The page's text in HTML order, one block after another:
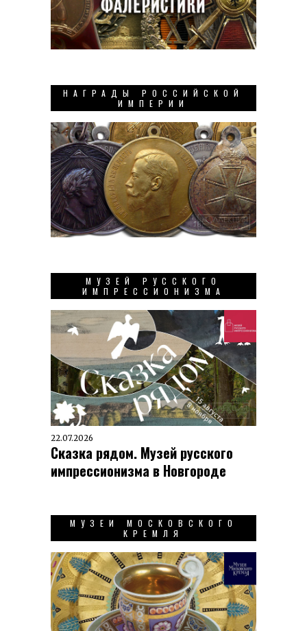
НАГРАДЫ РОССИЙСКОЙ
ИМПЕРИИ
МУЗЕЙ РУССКОГО
ИМПРЕССИОНИЗМА
22.07.2026
Сказка рядом. Музей русского
импрессионизма в Новгороде
МУЗЕИ МОСКОВСКОГО
КРЕМЛЯ